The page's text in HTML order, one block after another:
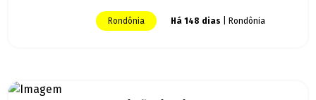
Rondônia Há 148 dias | Rondônia